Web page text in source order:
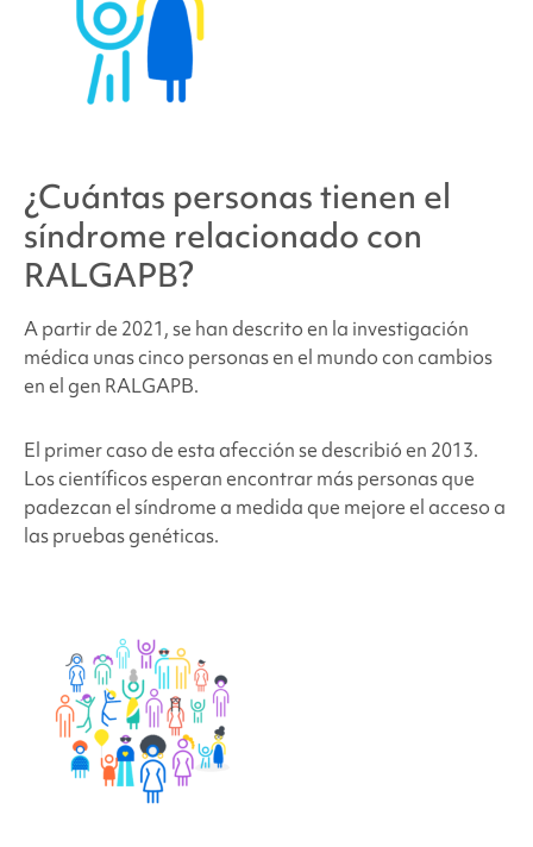
¿Cuántas personas tienen el
síndrome relacionado con
RALGAPB?
A partir de 2021, se han descrito en la investigación
médica unas cinco personas en el mundo con cambios
en el gen RALGAPB.
El primer caso de esta afección se describió en 2013.
Los científicos esperan encontrar más personas que
padezcan el síndrome a medida que mejore el acceso a
las pruebas genéticas.